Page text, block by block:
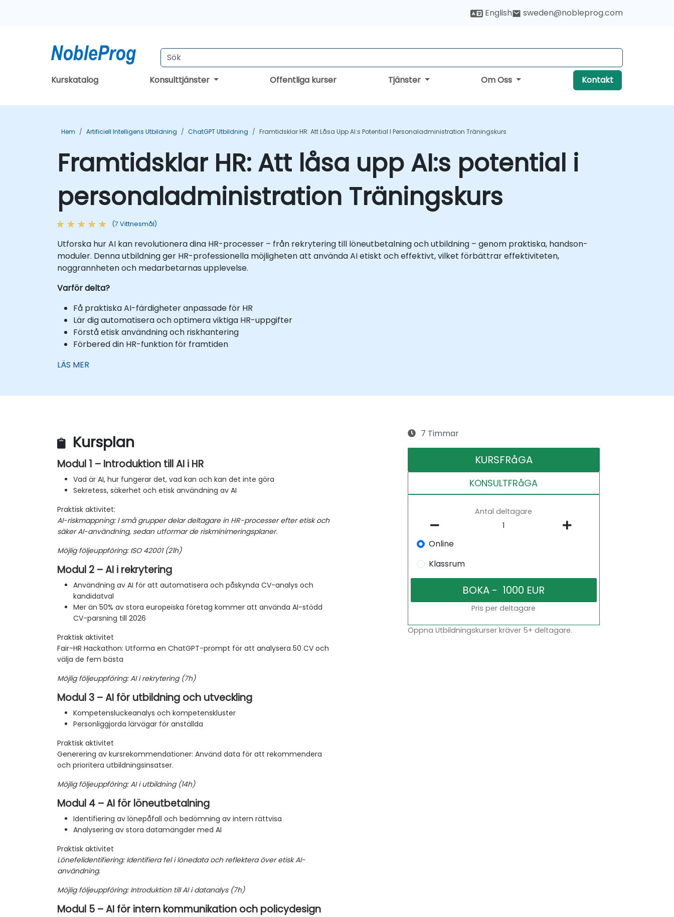
English sweden@nobleprog.com
Kurskatalog Konsulttjänster Offentliga kurser Tjänster Om Oss Kontakt
Hem Artificiell Intelligens Utbildning ChatGPT Utbildning Framtidsklar HR: Att Låsa Upp AI:s Potential I Personaladministration Träningskurs
Framtidsklar HR: Att låsa upp AI:s potential i
personaladministration Träningskurs
(7 Vittnesmål)
Utforska hur AI kan revolutionera dina HR-processer – från rekrytering till löneutbetalning och utbildning – genom praktiska, handson-
moduler. Denna utbildning ger HR-professionella möjligheten att använda AI etiskt och effektivt, vilket förbättrar effektiviteten,
noggrannheten och medarbetarnas upplevelse.
Varför delta?
Få praktiska AI-färdigheter anpassade för HR
Lär dig automatisera och optimera viktiga HR-uppgifter
Förstå etisk användning och riskhantering
Förbered din HR-funktion för framtiden
LÄS MER
Kursplan
Modul 1 – Introduktion till AI i HR
Vad är AI, hur fungerar det, vad kan och kan det inte göra
Sekretess, säkerhet och etisk användning av AI
Praktisk aktivitet:
AI-riskmappning: I små grupper delar deltagare in HR-processer efter etisk och
säker AI-användning, sedan utformar de riskminimeringsplaner.
Möjlig följeuppföring: ISO 42001 (21h)
Modul 2 – AI i rekrytering
Användning av AI för att automatisera och påskynda CV-analys och
kandidatval
Mer än 50% av stora europeiska företag kommer att använda AI-stödd
CV-parsning till 2026
Praktisk aktivitet
Fair-HR Hackathon: Utforma en ChatGPT-prompt för att analysera 50 CV och
välja de fem bästa
Möjlig följeuppföring: AI i rekrytering (7h)
Modul 3 – AI för utbildning och utveckling
Kompetensluckeanalys och kompetenskluster
Personliggjorda lärvägar för anställda
Praktisk aktivitet
Generering av kursrekommendationer: Använd data för att rekommendera
och prioritera utbildningsinsatser.
Möjlig följeuppföring: AI i utbildning (14h)
Modul 4 – AI för löneutbetalning
Identifiering av lönepåfall och bedömning av intern rättvisa
Analysering av stora datamängder med AI
Praktisk aktivitet
Lönefelidentifiering: Identifiera fel i lönedata och reflektera över etisk AI-
användning.
Möjlig följeuppföring: Introduktion till AI i datanalys (7h)
Modul 5 – AI för intern kommunikation och policydesign
7 Timmar
KURSFRåGA
KONSULTFRåGA
Antal deltagare
Online
Klassrum
Pris per deltagare
Öppna Utbildningskurser kräver 5+ deltagare.